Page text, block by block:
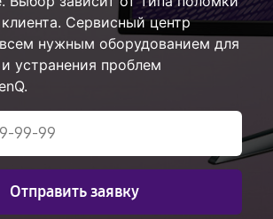
Сервисный центр
всем нужным оборудованием для
устранения проблем
Отправить заявку